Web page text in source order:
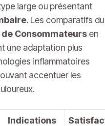
large ou présentant
. Les comparatifs du
Consommateurs en
une adaptation plus
inflammatoires
accentuer les
Indications